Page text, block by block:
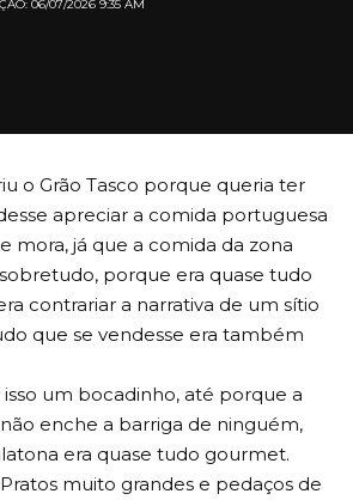
06/07/2026 9:35 AM
o Grão Tasco porque queria ter
apreciar a comida portuguesa
mora, já que a comida da zona
porque era quase tudo
contrariar a narrativa de um sítio
que se vendesse era também
isso um bocadinho, até porque a
enche a barriga de ninguém,
era quase tudo gourmet.
muito grandes e pedaços de